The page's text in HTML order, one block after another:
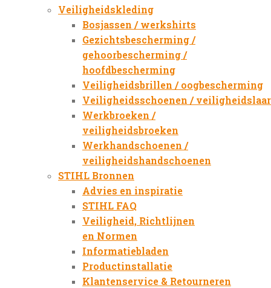
Veiligheidskleding
Bosjassen / werkshirts
Gezichtsbescherming /
gehoorbescherming /
hoofdbescherming
Veiligheidsbrillen / oogbescherming
Veiligheidsschoenen /
Werkbroeken /
veiligheidsbroeken
Werkhandschoenen /
veiligheidshandschoenen
STIHL Bronnen
Advies en inspiratie
STIHL FAQ
Veiligheid, Richtlijnen
en Normen
Informatiebladen
Productinstallatie
Klantenservice & Retourneren